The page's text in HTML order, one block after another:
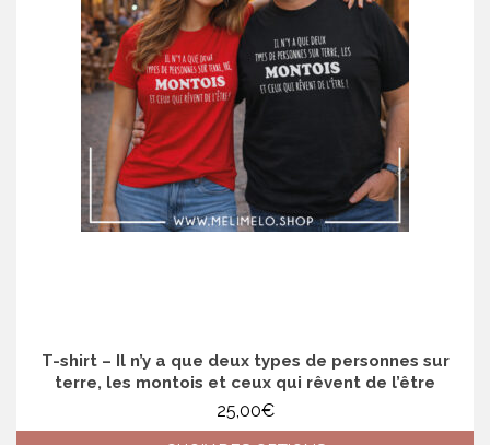
options
peuvent
être
choisies
sur
la
du
produit
T-shirt – Il n’y a que deux types de personnes sur
terre, les montois et ceux qui rêvent de l’être
25,00€